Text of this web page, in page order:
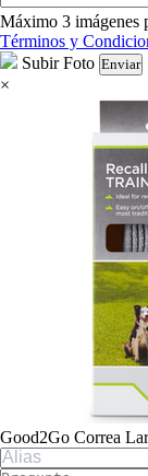
Máximo 3 imágenes
Términos y
Subir Foto Enviar
×
Good2Go Correa